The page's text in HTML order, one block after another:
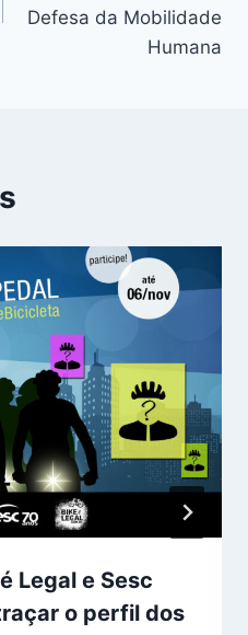
Defesa da Mobilidade
Humana
Legal e Sesc
o perfil dos